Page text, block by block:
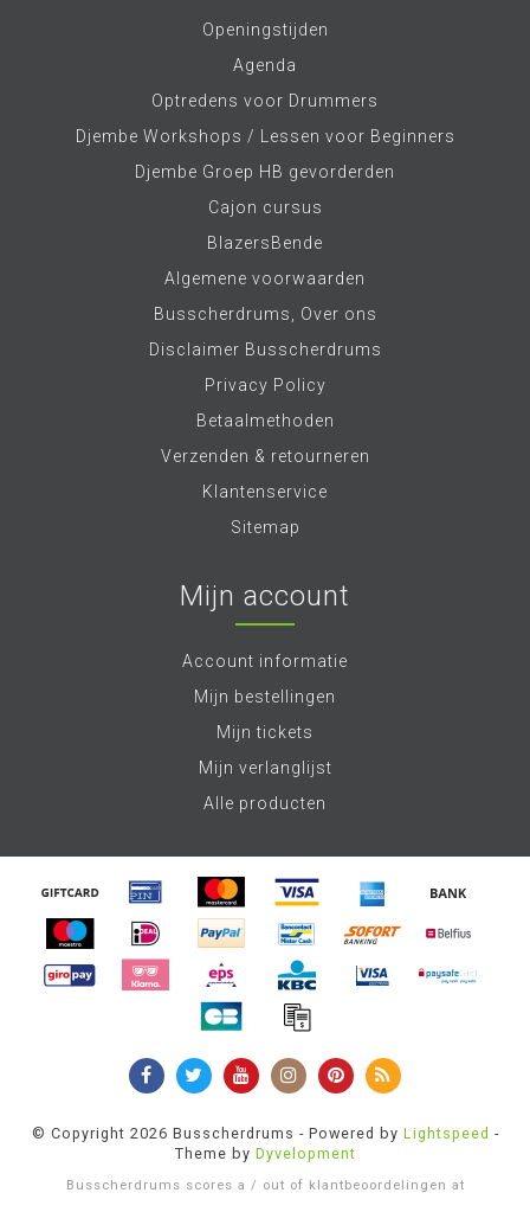
Openingstijden
Agenda
Optredens voor Drummers
Djembe Workshops / Lessen voor Beginners
Djembe Groep HB gevorderden
Cajon cursus
BlazersBende
Algemene voorwaarden
Busscherdrums, Over ons
Disclaimer Busscherdrums
Privacy Policy
Betaalmethoden
Verzenden & retourneren
Klantenservice
Sitemap
Mijn account
Account informatie
Mijn bestellingen
Mijn tickets
Mijn verlanglijst
Alle producten
© Copyright 2026 Busscherdrums - Powered by Lightspeed -
Theme by Dyvelopment
Busscherdrums scores a / out of klantbeoordelingen at